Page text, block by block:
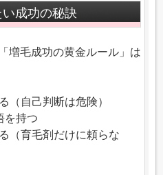
成功の秘訣
増毛成功の黄金ルール」は
（自己判断は危険）
を持つ
（育毛剤だけに頼らな